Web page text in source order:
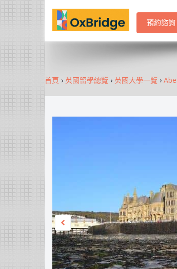
預約諮詢
首頁 › 英國留學總覽 › 英國大學一覽 ›